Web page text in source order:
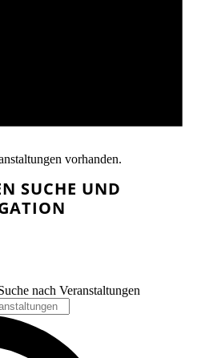
vorhanden.
SUCHE UND
nach Veranstaltungen